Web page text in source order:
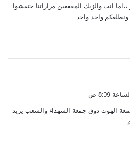
،،اما انت والزيك المفقعين مراراتنا حتمشوا
واحد واحد
الهوت دوق جمعة الشهداء والشعب يريد